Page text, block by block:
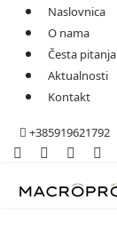
Naslovnica
O nama
Česta pitanja
Aktualnosti
Kontakt
+385919621792